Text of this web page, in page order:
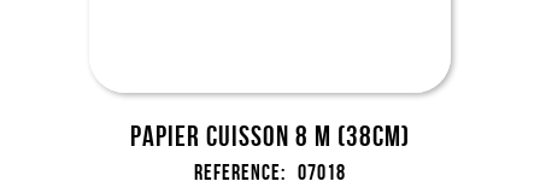
Papier cuisson 8 m (38cm)
Reference: 07018